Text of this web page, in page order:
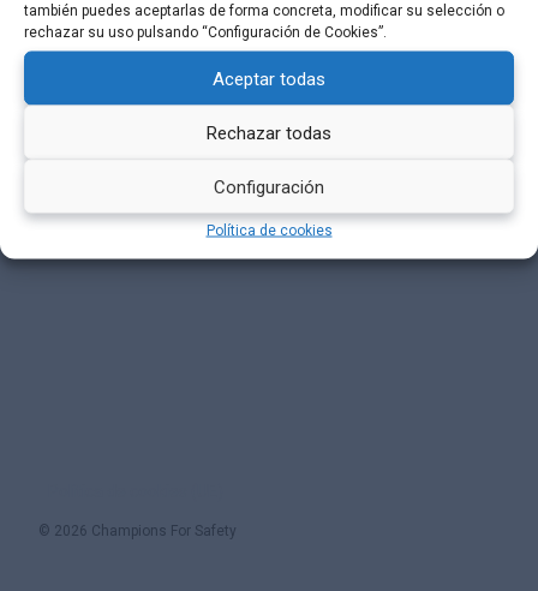
también puedes aceptarlas de forma concreta, modificar su selección o
rechazar su uso pulsando “Configuración de Cookies”.
Aceptar todas
Rechazar todas
Configuración
Política de cookies
© 2026 Champions For Safety